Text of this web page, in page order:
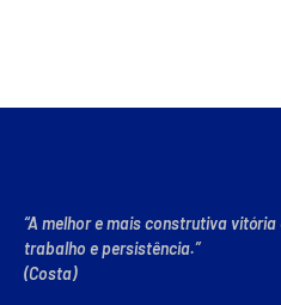
“A melhor e mais construtiva
trabalho e persistência.”
(Costa)